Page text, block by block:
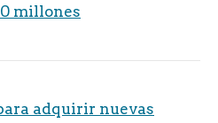
millones
adquirir nuevas